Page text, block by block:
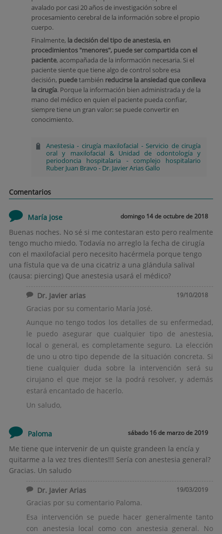
avalado por casi 20 años de investigación sobre el
procesamiento cerebral de la información sobre el propio
cuerpo.
Finalmente, la decisión del tipo de anestesia, en
procedimientos "menores", puede ser compartida con el
paciente, acompañada de la información necesaria. Si el
paciente siente que tiene algo de control sobre esa
decisión, puedetambién reducirse la ansiedad que conlleva
la cirugía. Porque la información bien administrada y de la
mano del médico en quien el paciente pueda confiar,
siempre tiene un gran valor: se puede convertir en
conocimiento.
Anestesia - cirugía maxilofacial -Servicio de cirugía
oral y maxilofacial & Unidad de odontología y
periodoncia hospitalaria - complejo hospitalario
Ruber Juan Bravo - Dr. Javier Arias Gallo
Comentarios
María jose domingo 14 de octubre de 2018
Buenas noches. No sé si me contestaran esto pero realmente
tengo mucho miedo. Todavía no arreglo la fecha de cirugía
con el maxilofacial pero necesito hacérmela porque tengo
una fístula que va de una cicatriz a una glándula salival
(causa: piercing) Que anestesia usará el médico?
Dr. Javier arias 19/10/2018
Gracias por su comentario María José.
Aunque no tengo todos los detalles de su enfermedad,
le puedo asegurar que cualquier tipo de anestesia,
local o general, es completamente seguro. La elección
de uno u otro tipo depende de la situación concreta. Si
tiene cualquier duda sobre la intervención será su
cirujano el que mejor se la podrá resolver, y además
estará encantado de hacerlo.
Un saludo,
Paloma sábado 16 de marzo de 2019
Me tiene que intervenir de un quiste grandeen la encía y
quitarme a la vez tres dientes!!! Sería con anestesia general?
Gracias. Un saludo
Dr. Javier Arias 19/03/2019
Gracias por su comentario Paloma.
Esa intervención se puede hacer generalmente tanto
con anestesia local como con anestesia general. No